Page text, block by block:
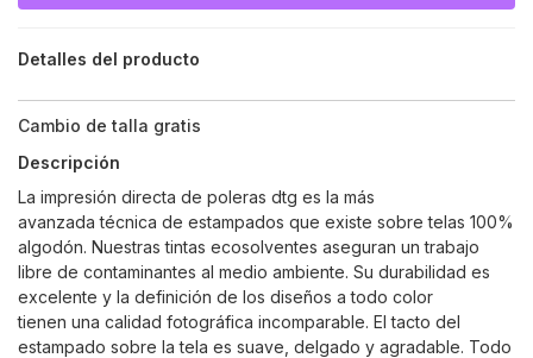
Detalles del producto
Cambio de talla gratis
Descripción
La impresión directa de poleras dtg es la más
avanzada técnica de estampados que existe sobre telas 100%
algodón. Nuestras tintas ecosolventes aseguran un trabajo
libre de contaminantes al medio ambiente. Su durabilidad es
excelente y la definición de los diseños a todo color
tienen una calidad fotográfica incomparable. El tacto del
estampado sobre la tela es suave, delgado y agradable. Todo